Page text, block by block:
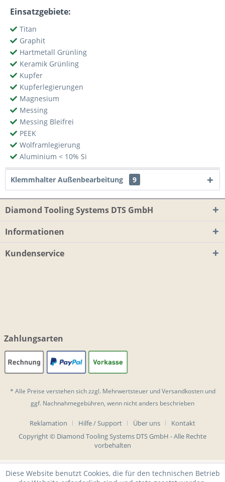
Einsatzgebiete:
Titan
Graphit
Hartmetall Grünling
Keramik Grünling
Kupfer
Kupferlegierungen
Magnesium
Messing
Messing Bleifrei
PEEK
Wolframlegierung
Aluminium < 10% Si
Klemmhalter Außenbearbeitung 9
Diamond Tooling Systems DTS GmbH
Informationen
Kundenservice
Zahlungsarten
* Alle Preise verstehen sich zzgl. Mehrwertsteuer undVersandkostenund
ggf. Nachnahmegebühren, wenn nicht anders beschrieben
Reklamation Hilfe / Support Über uns
Kontakt
Copyright © Diamond Tooling Systems DTS GmbH - Alle Rechte
vorbehalten
Diese Website benutzt Cookies, die für den technischen Betrieb